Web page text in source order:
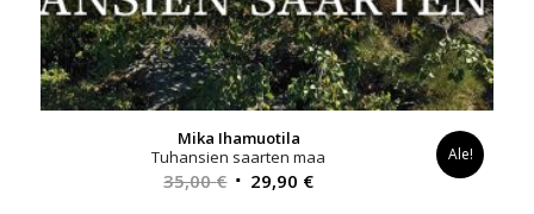
Mika Ihamuotila
Tuhansien saarten maa
35,00€ Alkuperäinen
29,90 €Nykyinen
Ale!